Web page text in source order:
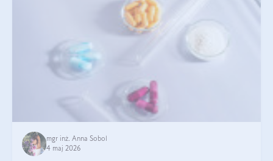
mgr inż. Anna Sobol
4 maj 2026